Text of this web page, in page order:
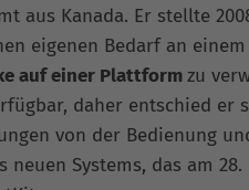
aus Kanada. Er stellte
eigenen Bedarf an
auf einer Plattformzu
daher entschied er
von der Bedienung
neuen Systems, das am